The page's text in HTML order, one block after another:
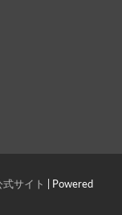
サイト | Powered